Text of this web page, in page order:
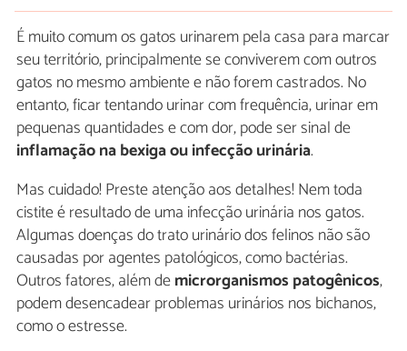
É muito comum os gatos urinarem pela casa para marcar
seu território, principalmente se conviverem com outros
gatos no mesmo ambiente e não forem castrados. No
entanto, ficar tentando urinar com frequência, urinar em
pequenas quantidades e com dor, pode ser sinal de
inflamação na bexiga ou infecção urinária.
Mas cuidado! Preste atenção aos detalhes! Nem toda
cistite é resultado de uma infecção urinária nos gatos.
Algumas doenças do trato urinário dos felinos não são
causadas por agentes patológicos, como bactérias.
Outros fatores, além demicrorganismos patogênicos,
podem desencadear problemas urinários nos bichanos,
como o estresse.